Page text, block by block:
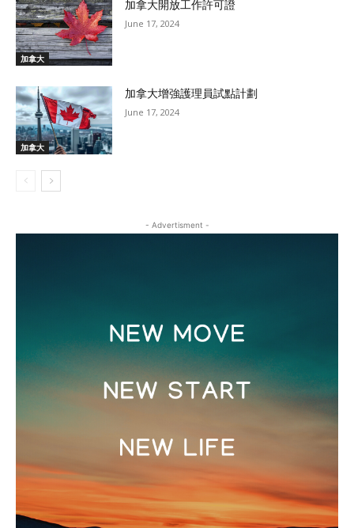
加拿大
加拿大開放工作許可證
June 17, 2024
加拿大
加拿大增強護理員試點計劃
June 17, 2024
- Advertisment -